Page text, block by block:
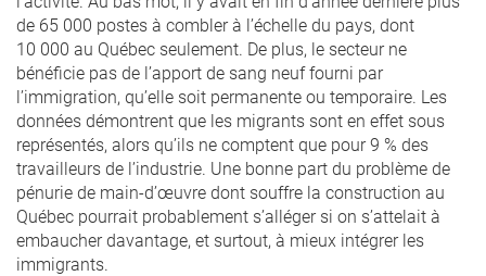
de 65 000 postes à combler à l’échelle du pays, dont
10 000 au Québec seulement. De plus, le secteur ne
bénéficie pas de l’apport de sang neuf fourni par
l’immigration, qu’elle soit permanente ou temporaire. Les
données démontrent que les migrants sont en effet sous
représentés, alors qu’ils ne comptent que pour 9 % des
travailleurs de l’industrie. Une bonne part du problème de
pénurie de main-d’œuvre dont souffre la construction au
Québec pourrait probablement s’alléger si on s’attelait à
embaucher davantage, et surtout, à mieux intégrer les
immigrants.